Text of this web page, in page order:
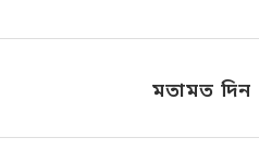
মতামত দিন